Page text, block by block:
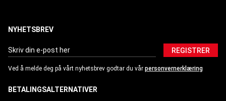
NYHETSBREV
REGISTRER
Ved å melde deg på vårt nyhetsbrev godtar du vår personvernerklæring
BETALINGSALTERNATIVER